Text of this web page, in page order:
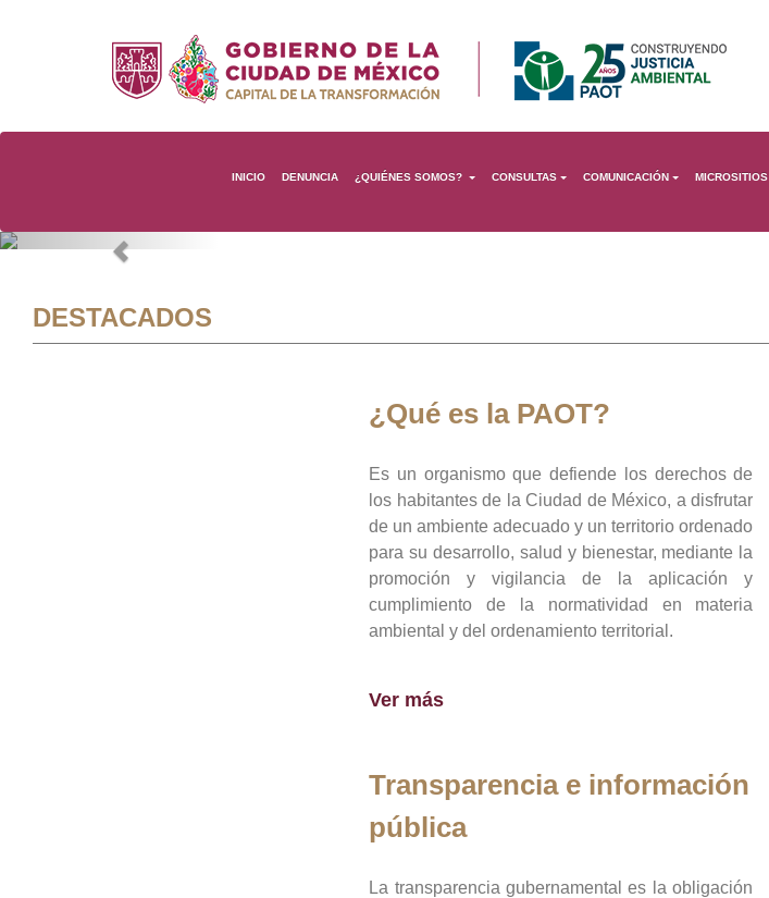
INICIO DENUNCIA ¿QUIÉNES SOMOS? CONSULTAS COMUNICACIÓN MICROSITIOS
Previous
DESTACADOS
¿Qué es la PAOT?
Es un organismo que defiende los derechos de
los habitantes de la Ciudad de México, a disfrutar
de un ambiente adecuado y un territorio ordenado
para su desarrollo, salud y bienestar, mediante la
promoción y vigilancia de la aplicación y
cumplimiento de la normatividad en materia
ambiental y del ordenamiento territorial.
Ver más
Transparencia e información
pública
La transparencia gubernamental es la obligación